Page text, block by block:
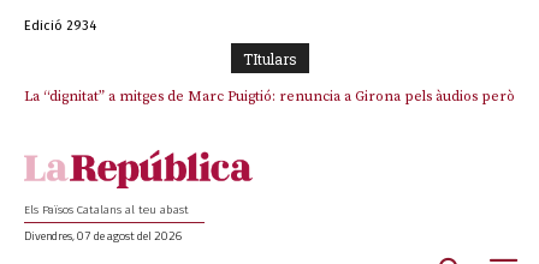
Edició 2934
TItulars
La “dignitat” a mitges de Marc Puigtió: renuncia a Girona pels àudios però
Els Països Catalans al teu abast
Divendres, 07 de agost del 2026